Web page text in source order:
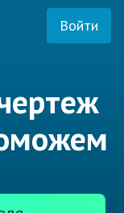
Войти